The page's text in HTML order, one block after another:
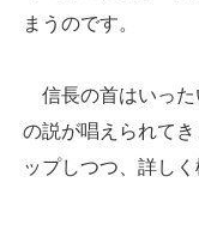
まうのです。
信長の首はいった
の説が唱えられて
ップしつつ、詳し